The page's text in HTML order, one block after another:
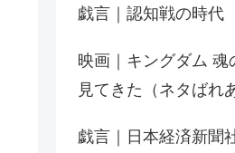
戯言｜認知戦の時代
映画｜キングダム
見てきた（ネタばれ
戯言｜日本経済新聞